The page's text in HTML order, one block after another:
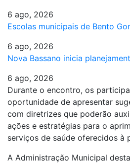
6 ago, 2026
Escolas municipais de Bento
6 ago, 2026
Nova Bassano inicia
6 ago, 2026
Durante o encontro, os
oportunidade de apresentar
com diretrizes que poderão
ações e estratégias para o
serviços de saúde oferecidos à
A Administração Municipal